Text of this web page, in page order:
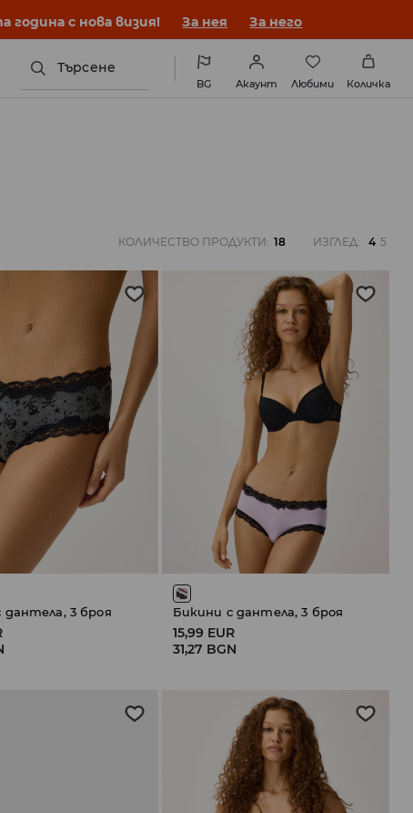
с нова визия! За нея За него
Търсене
BG Акаунт Любими Количка
КОЛИЧЕСТВО ПРОДУКТИ: 18 ИЗГЛЕД: 4 5
дантела, 3 броя Бикини с дантела, 3 броя
15,99 EUR
31,27 BGN